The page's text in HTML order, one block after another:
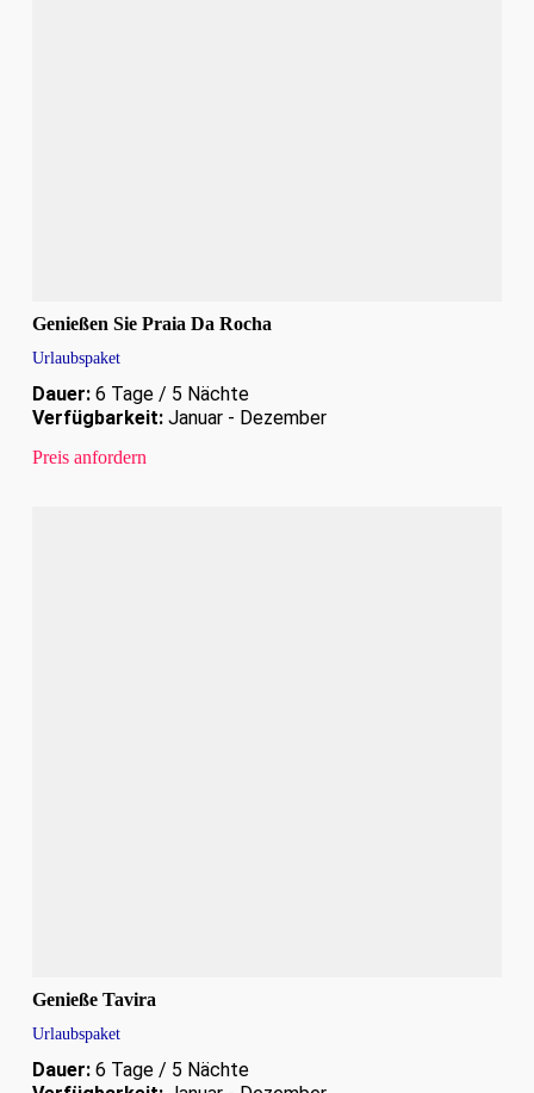
Genießen Sie Praia Da Rocha
Urlaubspaket
Dauer:6 Tage / 5 Nächte
Verfügbarkeit:Januar - Dezember
Preis anfordern
Genieße Tavira
Urlaubspaket
Dauer:6 Tage / 5 Nächte